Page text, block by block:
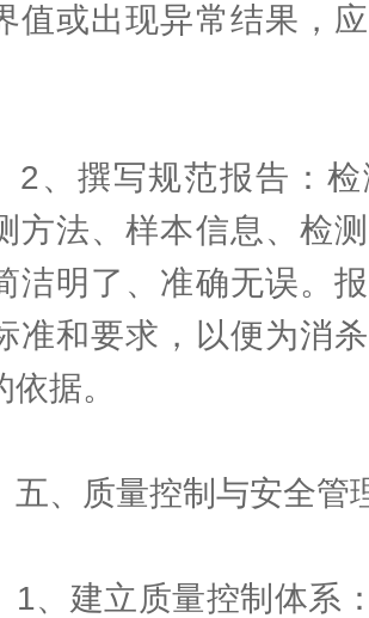
值或出现异常结果，
撰写规范报告：检
方法、样本信息、检
洁明了、准确无误。
准和要求，以便为消
据。
质量控制与安全管
建立质量控制体系：